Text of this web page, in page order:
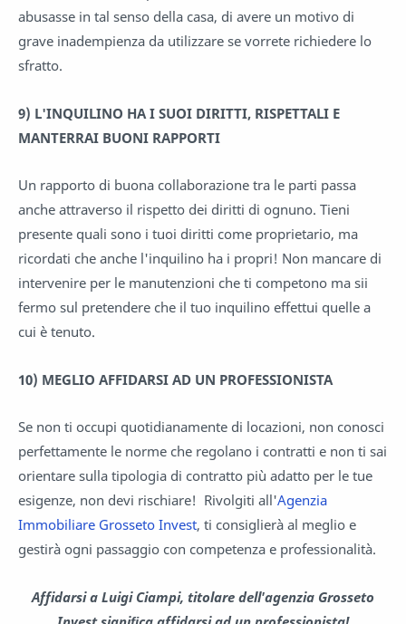
abusasse in tal senso della casa, di avere un motivo di
grave inadempienza da utilizzare se vorrete richiedere lo
sfratto.
9) L'INQUILINO HA I SUOI DIRITTI, RISPETTALI E
MANTERRAI BUONI RAPPORTI
Un rapporto di buona collaborazione tra le parti passa
anche attraverso il rispetto dei diritti di ognuno. Tieni
presente quali sono i tuoi diritti come proprietario, ma
ricordati che anche l'inquilino ha i propri! Non mancare di
intervenire per le manutenzioni che ti competono ma sii
fermo sul pretendere che il tuo inquilino effettui quelle a
cui è tenuto.
10) MEGLIO AFFIDARSI AD UN PROFESSIONISTA
Se non ti occupi quotidianamente di locazioni, non conosci
perfettamente le norme che regolano i contratti e non ti sai
orientare sulla tipologia di contratto più adatto per le tue
esigenze, non devi rischiare! Rivolgiti all'Agenzia
Immobiliare Grosseto Invest, ti consiglierà al meglio e
gestirà ogni passaggio con competenza e professionalità.
Affidarsi a Luigi Ciampi, titolare dell'agenzia Grosseto